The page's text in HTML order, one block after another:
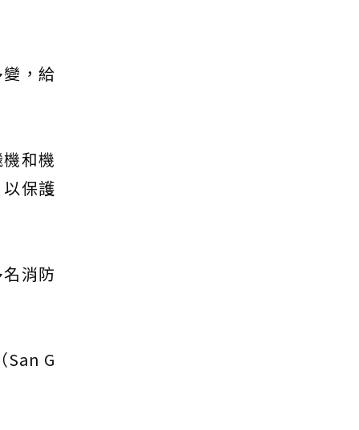
，給
和機
保護
消防
San G